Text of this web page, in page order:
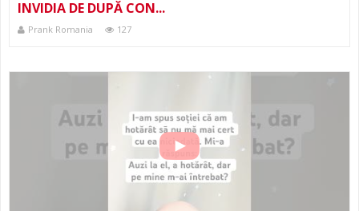
INVIDIA DE DUPĂ CON...
Prank Romania 127